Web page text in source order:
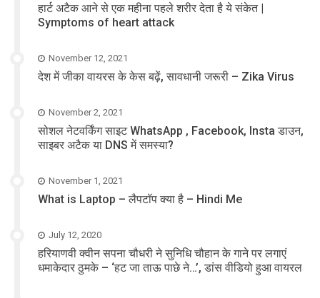
हार्ट अटैक आने से एक महीना पहले शरीर देता है ये संकेत |
Symptoms of heart attack
November 12, 2021
देश में जीका वायरस के केस बढ़ें, सावधानी जरूरी – Zika Virus
November 2, 2021
सोशल नेटवर्किंग साइट WhatsApp , Facebook, Insta डाउन,
साइबर अटैक या DNS में समस्या?
November 1, 2021
What is Laptop – लैपटॉप क्या है – Hindi Me
July 12, 2020
हरियाणवी क्वीन सपना चौधरी ने सुनिधि चौहान के गाने पर लगाएं
धमाकेदार ठुमके – ‘हट जा ताऊ पाछे ने…’, डांस वीडियो हुआ वायरल